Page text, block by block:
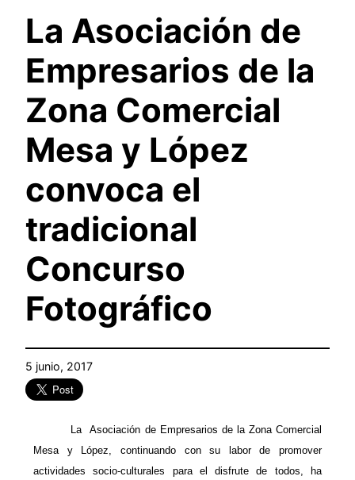
La Asociación de
Empresarios de la
Zona Comercial
Mesa y López
convoca el
tradicional
Concurso
Fotográfico
5 junio, 2017
La Asociación de Empresarios de la Zona Comercial
Mesa y López, continuando con su labor de promover
actividades socio-culturales para el disfrute de todos, ha